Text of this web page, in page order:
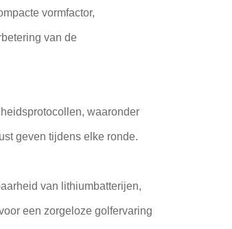
vormfactor,
van de
waaronder
geven tijdens elke ronde.
van lithiumbatterijen,
een zorgeloze golfervaring